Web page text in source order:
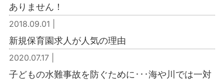
ありません！
2018.09.01 |
新規保育園求人が人気の理由
2020.07.17 |
子どもの水難事故を防ぐために･･･海や川では一対